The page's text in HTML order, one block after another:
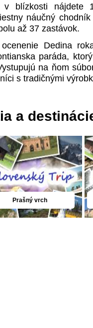
blízkosti nájdete
náučný
až 37 zastávok.
Dedina
paráda,
na ňom
s tradičnými
a
Prašný vrch